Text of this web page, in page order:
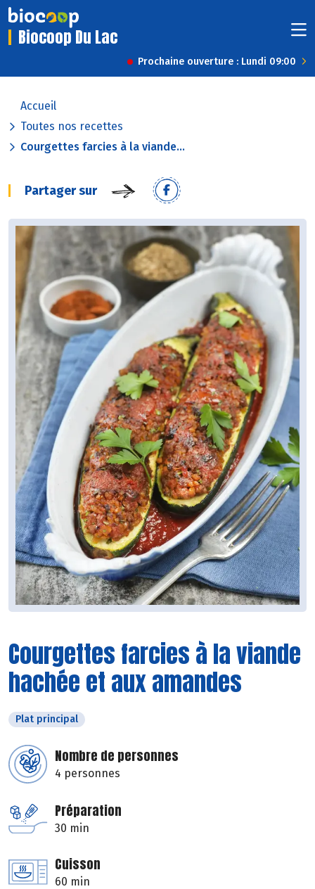
Biocoop Du Lac
Prochaine ouverture : Lundi 09:00
Accueil
Toutes nos recettes
Courgettes farcies à la viande...
Partager sur
Courgettes farcies à la viande
hachée et aux amandes
Plat principal
Nombre de personnes
4 personnes
Préparation
30 min
Cuisson
60 min